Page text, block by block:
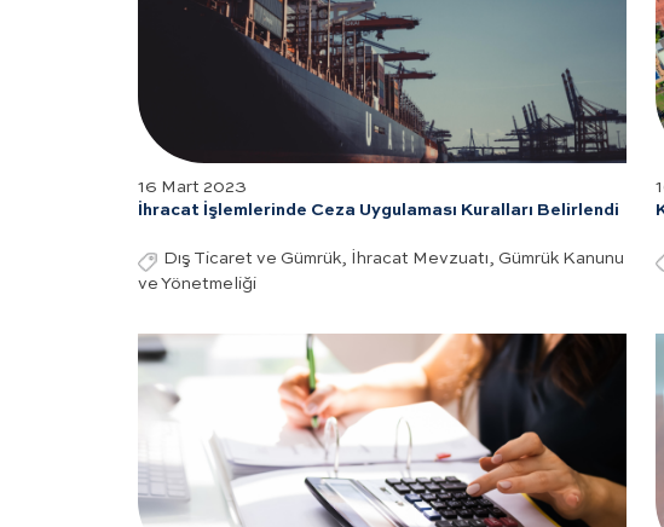
16 Mart 2023
İhracat İşlemlerinde Ceza Uygulaması Kuralları Belirlendi
Dış Ticaret ve Gümrük, İhracat Mevzuatı, Gümrük Kanunu
ve Yönetmeliği